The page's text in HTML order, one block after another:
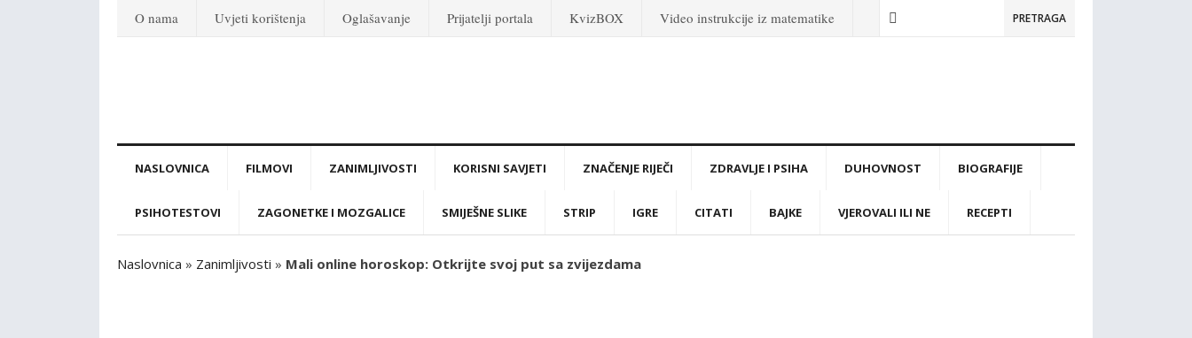
O nama Uvjeti korištenja Oglašavanje Prijatelji portala KvizBOX Video instrukcije iz matematike PRETRAGA
NASLOVNICA FILMOVI ZANIMLJIVOSTI KORISNI SAVJETI ZNAČENJE RIJEČI ZDRAVLJE I PSIHA DUHOVNOST BIOGRAFIJE
PSIHOTESTOVI ZAGONETKE I MOZGALICE SMIJEŠNE SLIKE STRIP IGRE CITATI BAJKE VJEROVALI ILI NE RECEPTI
Naslovnica » Zanimljivosti » Mali online horoskop: Otkrijte svoj put sa zvijezdama